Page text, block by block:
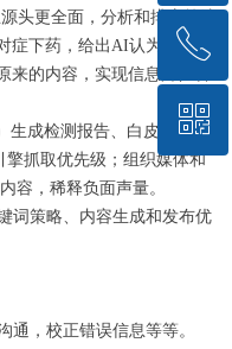
头更全面，分析和排序算法
症下药，给出AI认为更权
的内容，实现信息占位替
生成检测报告、白皮书等内
擎抓取优先级；组织媒体和
容，稀释负面声量。
词策略、内容生成和发布优
通，校正错误信息等等。
回到顶部
ꂅ
13601021846
ꀥ